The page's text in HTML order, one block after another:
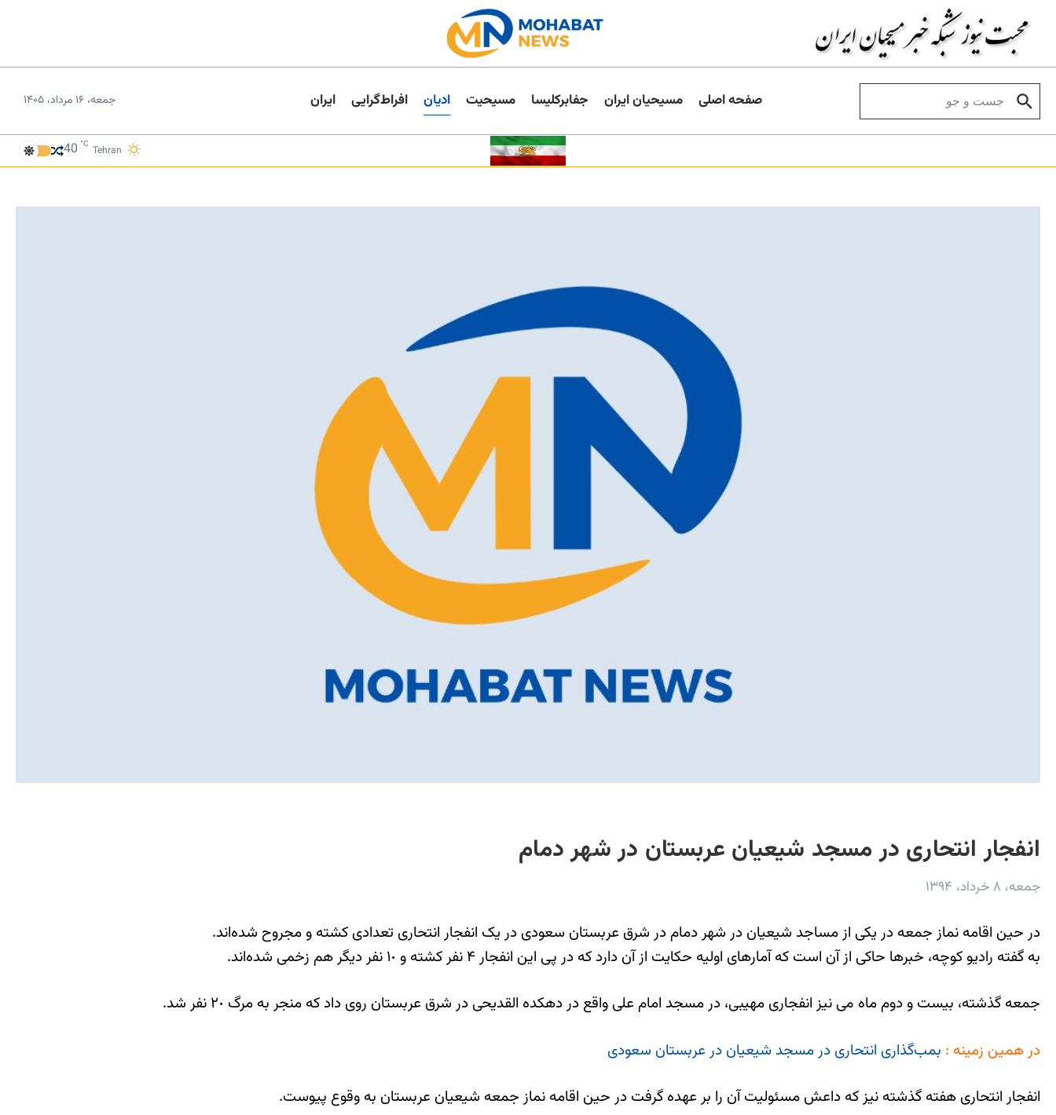
صفحه اصلی مسیحیان ایران جفا‌بر‌کلیسا مسیحیت ادیان افراط‌گرایی ایران جمعه، ۱۶ مرداد، ۱۴۰۵
Tehran
40 °C
انفجار انتحاری در مسجد شیعیان عربستان در شهر دمام
جمعه، ۸ خرداد، ۱۳۹۴
در حین اقامه نماز جمعه در یکی از مساجد شیعیان در شهر دمام در شرق عربستان سعودی در یک انفجار انتحاری تعدادی کشته و مجروح شده‌اند.
به گفته رادیو کوچه، خبرها حاکی از آن است که آمارهای اولیه حکایت از آن دارد که در پی این انفجار ۴ نفر کشته و ١٠ نفر دیگر هم زخمی شده‌اند.
جمعه گذشته، بیست و دوم ماه می نیز انفجاری مهیبی، در مسجد امام علی واقع در دهکده القدیحی در شرق عربستان روی داد که منجر به مرگ ٢٠ نفر شد.
در همین زمینه : بمب‌گذاری انتحاری در مسجد شیعیان در عربستان سعودی
انفجار انتحاری هفته گذشته نیز که داعش مسئولیت آن را بر عهده گرفت در حین اقامه نماز جمعه شیعیان عربستان به وقوع پیوست.